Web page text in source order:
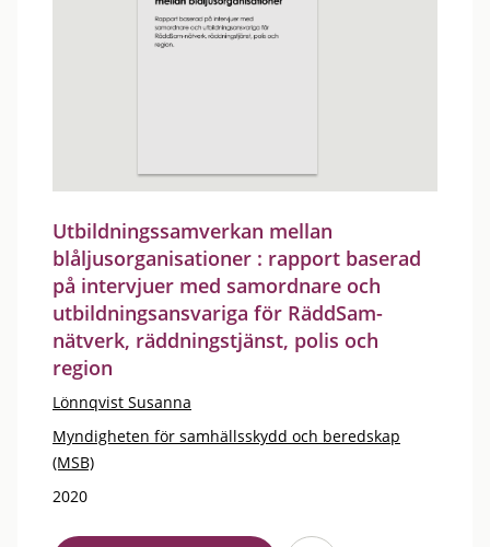
Utbildningssamverkan mellan
blåljusorganisationer : rapport baserad
på intervjuer med samordnare och
utbildningsansvariga för RäddSam-
nätverk, räddningstjänst, polis och
region
Lönnqvist Susanna
Myndigheten för samhällsskydd och beredskap
(MSB)
2020